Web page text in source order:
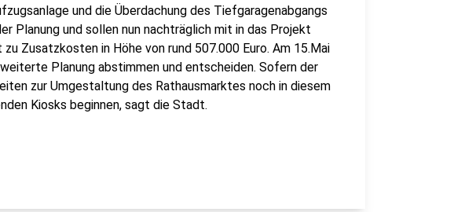
und die Überdachung des Tiefgaragenabgangs
Planung und sollen nun nachträglich mit in das Projekt
Zusatzkosten in Höhe von rund 507.000 Euro. Am 15.Mai
Planung abstimmen und entscheiden. Sofern der
zur Umgestaltung des Rathausmarktes noch in diesem
Kiosks beginnen, sagt die Stadt.